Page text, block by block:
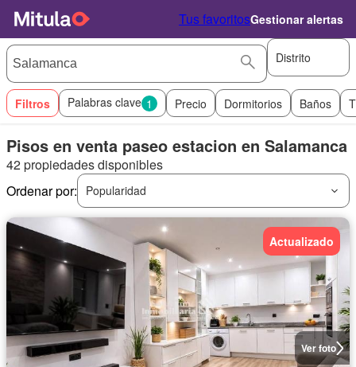
Tus favoritosGestionar alertas
Distrito
Filtros Palabras clave 1 Precio Dormitorios Baños
Pisos en venta paseo estacion en Salamanca
42 propiedades disponibles
Ordenar por:
Popularidad
Ver foto
Actualizado